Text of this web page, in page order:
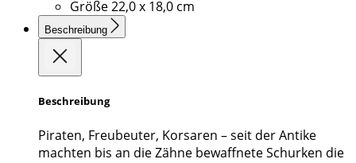
Größe22,0 x 18,0 cm
Beschreibung
Beschreibung
Piraten, Freubeuter, Korsaren – seit der Antike
machten bis an die Zähne bewaffnete Schurken die